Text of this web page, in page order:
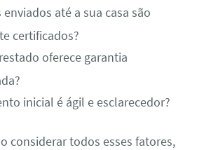
enviados até a sua casa são
certificados?
oferece garantia
inicial é ágil e esclarecedor?
considerar todos esses fatores,